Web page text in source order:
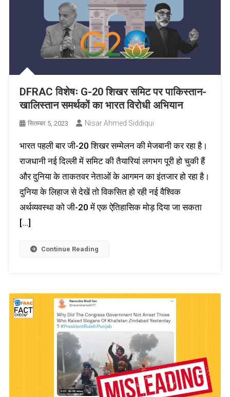
DFRAC विशेषः G-20 शिखर समिट पर पाकिस्तान-
खालिस्तान समर्थकों का भारत विरोधी अभियान
सितम्बर 5, 2023 Nisar Ahmed Siddiqui
भारत पहली बार जी-20 शिखर सम्मेलन की मेजबानी कर रहा है।
राजधानी नई दिल्ली में समिट की तैयारियां लगभग पूरी हो चुकी हैं
और दुनिया के ताकतवर नेताओं के आगमन का इंतजार हो रहा है।
दुनिया के लिहाज से देखें तो विकसित हो रही नई वैश्विक
अर्थव्यवस्था को जी-20 में एक ऐतिहासिक मोड़ दिया जा सकता
[…]
Continue Reading